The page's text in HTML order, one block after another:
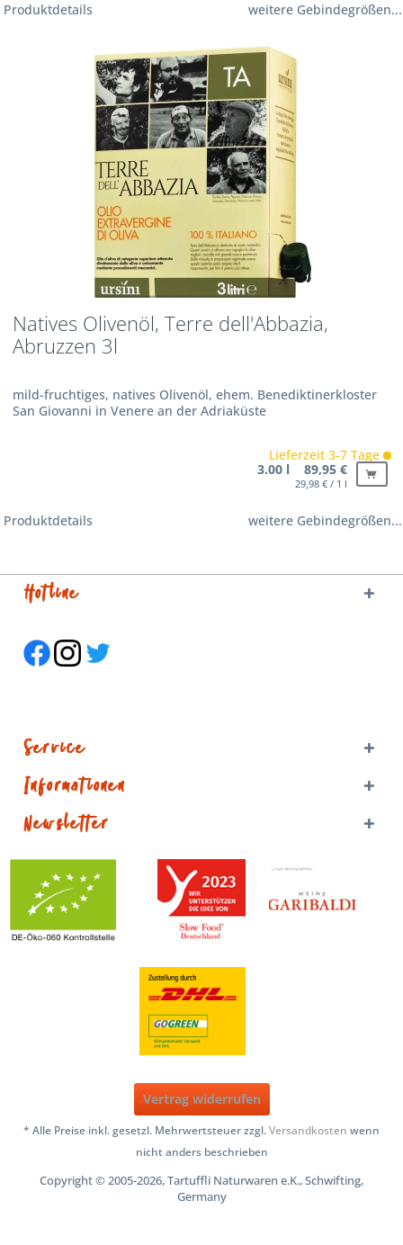
Produktdetails weitere Gebindegrößen...
Natives Olivenöl, Terre dell'Abbazia,
Abruzzen 3l
mild-fruchtiges, natives Olivenöl, ehem. Benediktinerkloster
San Giovanni in Venere an der Adriaküste
Lieferzeit 3-7 Tage
3.00 l 89,95 €
29,98 € / 1 l
Produktdetails weitere Gebindegrößen...
Hotline
Service
Informationen
Newsletter
Vertrag widerrufen
* Alle Preise inkl. gesetzl. Mehrwertsteuer zzgl.Versandkosten wenn
nicht anders beschrieben
Copyright © 2005-2026, Tartuffli Naturwaren e.K., Schwifting,
Germany